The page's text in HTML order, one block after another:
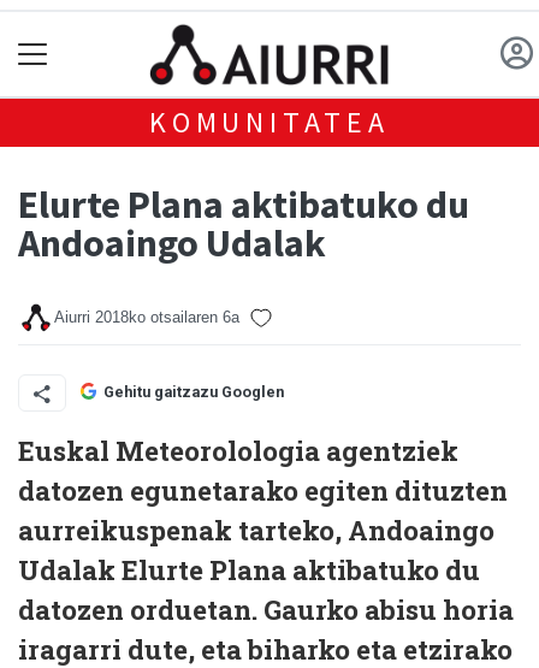
KOMUNITATEA
Elurte Plana aktibatuko du
Andoaingo Udalak
Aiurri 2018ko otsailaren 6a
Gehitu gaitzazu Googlen
Euskal Meteorolologia agentziek
datozen egunetarako egiten dituzten
aurreikuspenak tarteko, Andoaingo
Udalak Elurte Plana aktibatuko du
datozen orduetan. Gaurko abisu horia
iragarri dute, eta biharko eta etzirako